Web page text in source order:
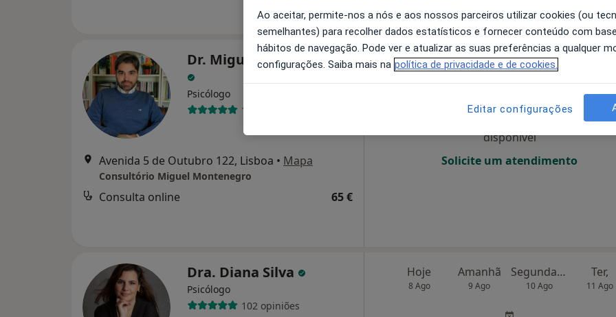
Dr. Miguel Montenegro
Psicólogo
13 opiniões
Avenida 5 de Outubro 122, Lisboa • Mapa
Consultório Miguel Montenegro
Consulta online 65 €
Hoje
8 Ago
Amanhã
9 Ago
Segunda-feira
10 Ago
O agendamento online não está
disponível
Solicite um atendimento
Dra. Diana Silva
Psicólogo
102 opiniões
Hoje
8 Ago
Amanhã
9 Ago
Segunda-feira
10 Ago
Ter,
11 Ago
Ao aceitar, permite-nos a nós e aos nossos parceiros utilizar cookies (ou
semelhantes) para recolher dados estatísticos e fornecer conteúdo com
hábitos de navegação. Pode ver e atualizar as suas preferências a qualquer
configurações. Saiba mais na política de privacidade e de cookies.
Editar configurações